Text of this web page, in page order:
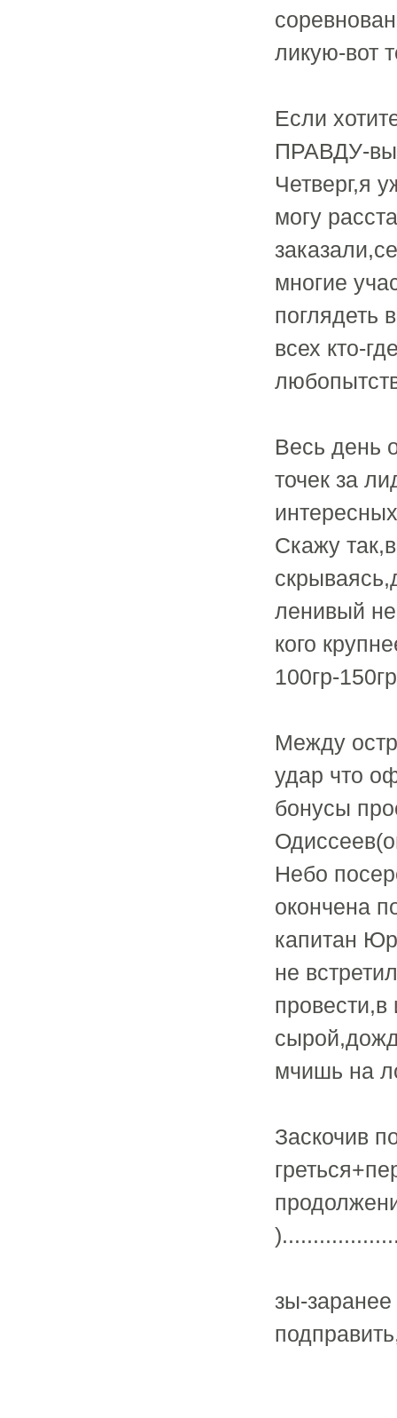
ликую-вот
Если
ПРАВДУ-
Четверг,я
могу
многие
поглядеть
всех кто-
Весь день
точек за
Скажу
ленивый не
кого
100гр-
Между
удар что
бонусы
Небо
окончена
капитан
не
мчишь на
Заскочив
зы-